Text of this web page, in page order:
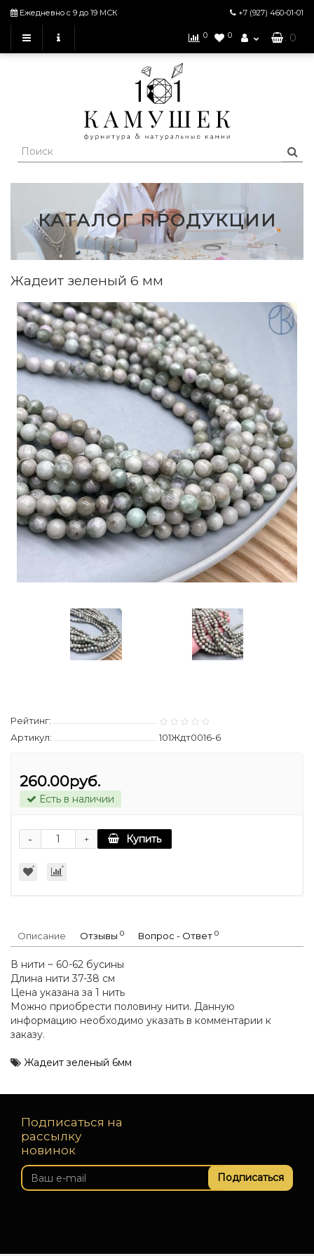
Ежедневно с 9 до 19 МСК +7 (927) 460-01-01
0 0 : 0
КАТАЛОГ ПРОДУКЦИИ
Жадеит зеленый 6 мм
Рейтинг:
Артикул:
101Ждт0016-6
260.00руб.
Есть в наличии
+
- Купить
Описание Отзывы 0 Вопрос - Ответ 0
В нити ~ 60-62 бусины
Длина нити 37-38 см
Цена указана за 1 нить
Можно приобрести половину нити. Данную
информацию необходимо указать в комментарии к
заказу.
Жадеит зеленый 6мм
Подписаться на
рассылку
новинок
Подписаться